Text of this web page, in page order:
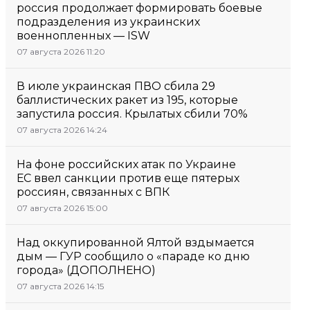
россия продолжает формировать боевые
подразделения из украинских
военнопленных — ISW
07 августа 2026 11:20
В июле украинская ПВО сбила 29
баллистических ракет из 195, которые
запустила россия. Крылатых сбили 70%
07 августа 2026 14:24
На фоне российских атак по Украине
ЕС ввел санкции против еще пятерых
россиян, связанных с ВПК
07 августа 2026 15:00
Над оккупированной Ялтой вздымается
дым — ГУР сообщило о «параде ко дню
города» (ДОПОЛНЕНО)
07 августа 2026 14:15